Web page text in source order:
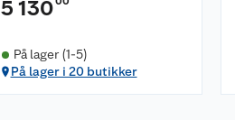
5 130
På lager (1-5)
På lager i 20 butikker